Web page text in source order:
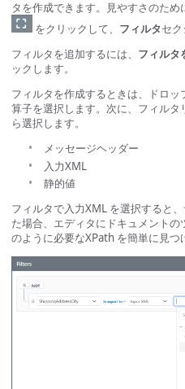
タを作成できます。見やすさのた
をクリックして、 フィルタセク
フィルタを追加するには、 フィルタ
ックします。
フィルタを作成するときは、ドロ
算子を選択します。次に、フィル
ら選択します。
メッセージヘッダー
入力XML
静的値
フィルタで入力XML を選択すると
た場合、エディタにドキュメント
のように必要なXPath を簡単に見つ